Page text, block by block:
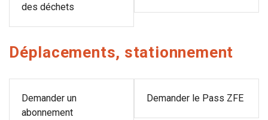
des déchets
Déplacements, stationnement
Demander un
abonnement
Demander le Pass ZFE